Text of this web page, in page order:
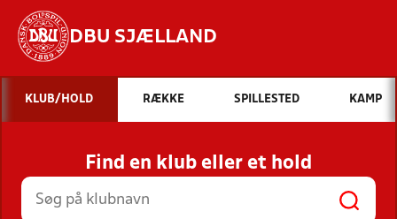
DBU SJÆLLAND
Hvad vil du søge efter?
INDHOLD OG NYHEDER
STILLINGER, RESULTATER, KLUBBER OG
HOLD
KLUB/HOLD RÆKKE SPILLESTED KAMP
Find en klub eller et hold